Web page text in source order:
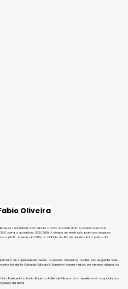
Oliveira
estaduais com direito a voto reconduziram Giovanni Guerra à
para o quadriênio 2025/2029. A chapa de reeleição para seu segundo
o pleito. A sede da CBA, na cidade do Rio de Janeiro, foi o palco da
Vice-presidente Pedro Leopoldo Medeiros Duarte. Na segunda vice-
foi eleito Eduardo Moratelli. Também foram eleitos, na mesma chapa, os
Raimundo e Paulo Roberto Rolim de Moura. Já a suplência é ocupada por
da Silva.